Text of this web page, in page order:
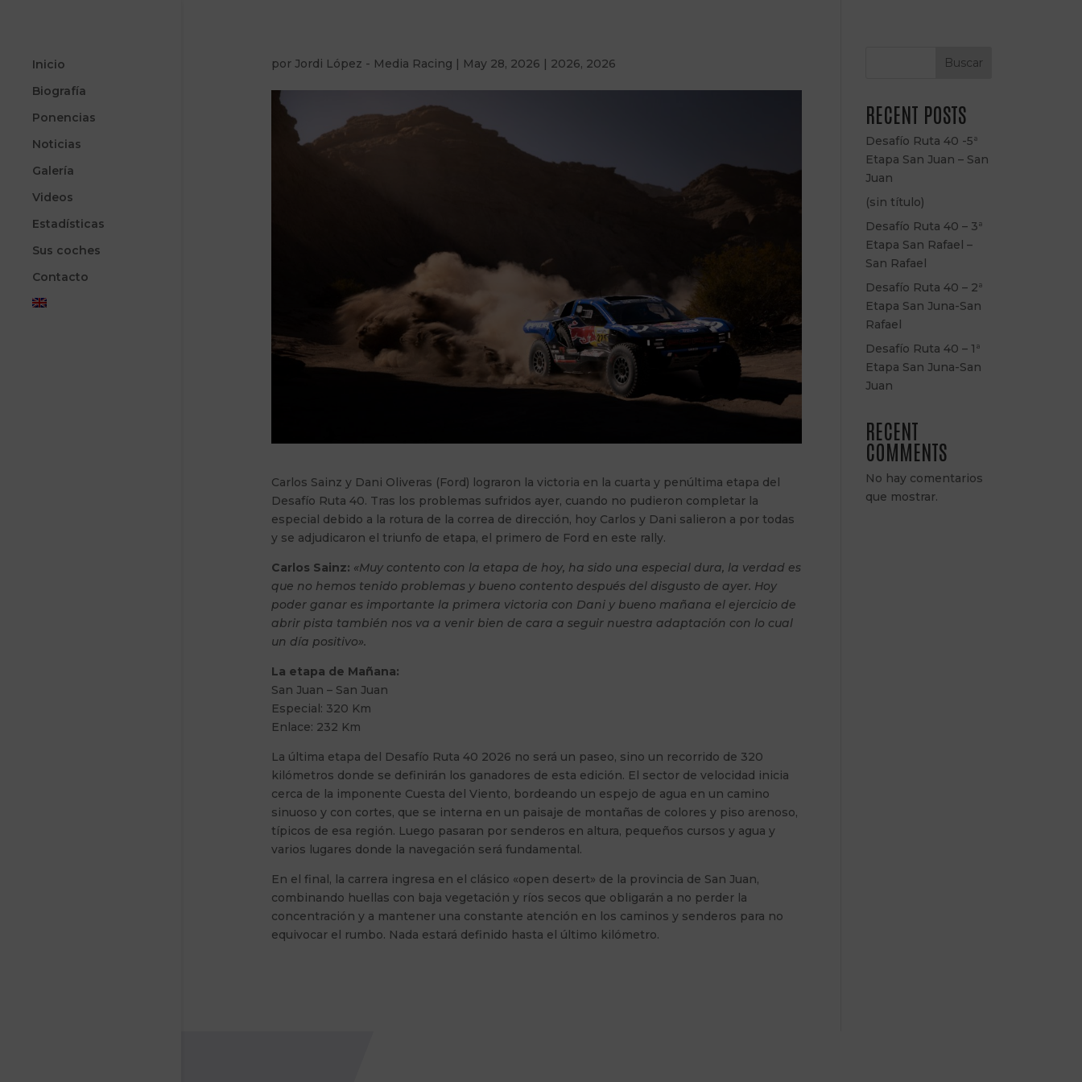
Inicio
Biografía
Ponencias
Noticias
Galería
Videos
Estadísticas
Sus coches
Contacto
por Jordi López - Media Racing | May 28, 2026 | 2026, 2026
Carlos Sainz y Dani Oliveras (Ford) lograron la victoria en la cuarta y penúltima etapa del
Desafío Ruta 40. Tras los problemas sufridos ayer, cuando no pudieron completar la
especial debido a la rotura de la correa de dirección, hoy Carlos y Dani salieron a por todas
y se adjudicaron el triunfo de etapa, el primero de Ford en este rally.
Carlos Sainz: «Muy contento con la etapa de hoy, ha sido una especial dura, la verdad es
que no hemos tenido problemas y bueno contento después del disgusto de ayer. Hoy
poder ganar es importante la primera victoria con Dani y bueno mañana el ejercicio de
abrir pista también nos va a venir bien de cara a seguir nuestra adaptación con lo cual
un día positivo».
La etapa de Mañana:
San Juan – San Juan
Especial: 320 Km
Enlace: 232 Km
La última etapa del Desafío Ruta 40 2026 no será un paseo, sino un recorrido de 320
kilómetros donde se definirán los ganadores de esta edición. El sector de velocidad inicia
cerca de la imponente Cuesta del Viento, bordeando un espejo de agua en un camino
sinuoso y con cortes, que se interna en un paisaje de montañas de colores y piso arenoso,
típicos de esa región. Luego pasaran por senderos en altura, pequeños cursos y agua y
varios lugares donde la navegación será fundamental.
En el final, la carrera ingresa en el clásico «open desert» de la provincia de San Juan,
combinando huellas con baja vegetación y ríos secos que obligarán a no perder la
concentración y a mantener una constante atención en los caminos y senderos para no
equivocar el rumbo. Nada estará definido hasta el último kilómetro.
Buscar
RECENT POSTS
Desafío Ruta 40 -5ª
Etapa San Juan – San
Juan
(sin título)
Desafío Ruta 40 – 3ª
Etapa San Rafael –
San Rafael
Desafío Ruta 40 – 2ª
Etapa San Juna-San
Rafael
Desafío Ruta 40 – 1ª
Etapa San Juna-San
Juan
RECENT
COMMENTS
No hay comentarios
que mostrar.